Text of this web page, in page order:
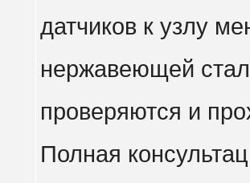
датчиков к узлу
нержавеющей
проверяются и
Полная